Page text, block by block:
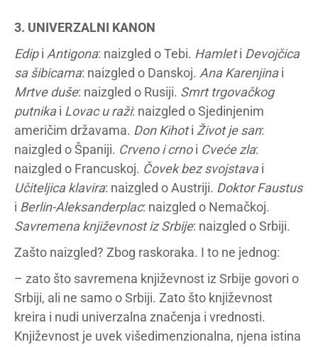
3. UNIVERZALNI KANON
Edipi Antigona: naizgled o Tebi. Hamleti Devojčica
sa šibicama: naizgled o Danskoj. Ana Karenjinai
Mrtve duše: naizgled o Rusiji. Smrt trgovačkog
putnikai Lovac u raži: naizgled o Sjedinjenim
američim državama. Don Kihoti Život je san:
naizgled o Španiji. Crveno i crnoi Cveće zla:
naizgled o Francuskoj. Čovek bez svojstavai
Učiteljica klavira: naizgled o Austriji. Doktor Faustus
i Berlin-Aleksanderplac: naizgled o Nemačkoj.
Savremena književnost iz Srbije: naizgled o Srbiji.
Zašto naizgled? Zbog raskoraka. I to ne jednog:
– zato što savremena književnost iz Srbije govori o
Srbiji, ali ne samo o Srbiji. Zato što književnost
kreira i nudi univerzalna značenja i vrednosti.
Književnost je uvek višedimenzionalna, njena istina